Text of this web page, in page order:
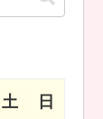
土 日